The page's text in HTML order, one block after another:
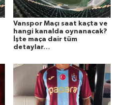
Vanspor Maçı saat kaçta ve
hangi kanalda oynanacak?
İşte maça dair tüm
detaylar…